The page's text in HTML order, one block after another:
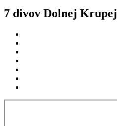
7 divov Dolnej Krupej